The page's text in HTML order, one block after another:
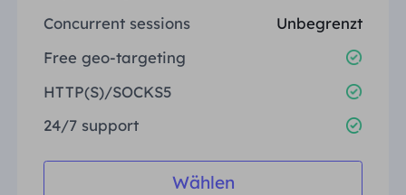
Concurrent sessions
Unbegrenzt
Free geo-targeting
HTTP(S)/SOCKS5
24/7 support
Wählen